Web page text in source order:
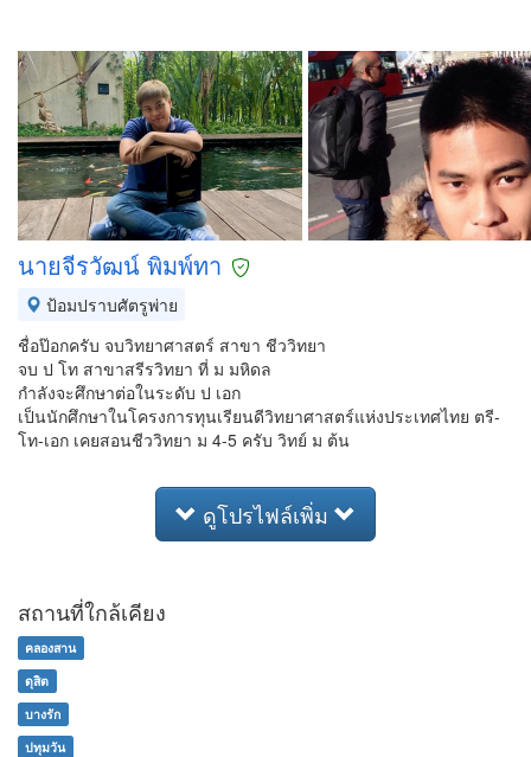
นายจีรวัฒน์ พิมพ์ทา
ป้อมปราบศัตรูพ่าย
ชื่อป๊อกครับ จบวิทยาศาสตร์ สาขา ชีววิทยา
จบ ป โท สาขาสรีรวิทยา ที่ ม มหิดล
กำลังจะศึกษาต่อในระดับ ป เอก
เป็นนักศึกษาในโครงการทุนเรียนดีวิทยาศาสตร์แห่งประเทศไทย ตรี-
โท-เอก เคยสอนชีววิทยา ม 4-5 ครับ วิทย์ ม ต้น
ดูโปรไฟล์เพิ่ม
สถานที่ใกล้เคียง
คลองสาน
ดุสิต
บางรัก
ปทุมวัน